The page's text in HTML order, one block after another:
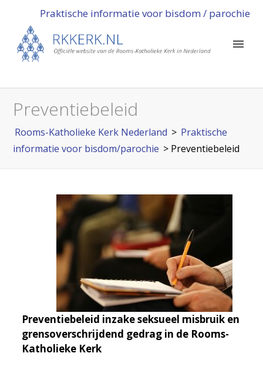
Praktische informatie voor bisdom / parochie
Preventiebeleid
Rooms-Katholieke Kerk Nederland > Praktische
informatie voor bisdom/parochie > Preventiebeleid
Preventiebeleid inzake seksueel misbruik en
grensoverschrijdend gedrag in de Rooms-
Katholieke Kerk